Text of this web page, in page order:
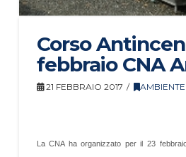
Corso
febbraio CNA
21 FEBBRAIO 2017
La CNA ha organizzato per il 23